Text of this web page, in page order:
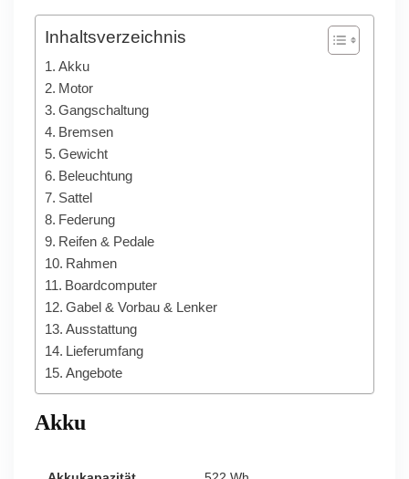
Inhaltsverzeichnis
Akku
Motor
Gangschaltung
Bremsen
Gewicht
Beleuchtung
Sattel
Federung
Reifen & Pedale
Rahmen
Boardcomputer
Gabel & Vorbau & Lenker
Ausstattung
Lieferumfang
Angebote
Akku